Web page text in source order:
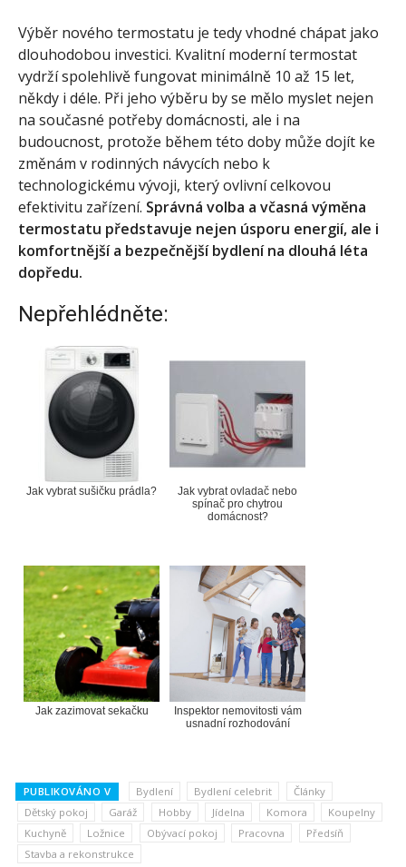
Výběr nového termostatu je tedy vhodné chápat jako
dlouhodobou investici. Kvalitní moderní termostat
vydrží spolehlivě fungovat minimálně 10 až 15 let,
někdy i déle. Při jeho výběru by se mělo myslet nejen
na současné potřeby domácnosti, ale i na
budoucnost, protože během této doby může dojít ke
změnám v rodinných návycích nebo k
technologickému vývoji, který ovlivní celkovou
efektivitu zařízení. Správná volba a včasná výměna
termostatu představuje nejen úsporu energií, ale i
komfortnější a bezpečnější bydlení na dlouhá léta
dopředu.
Nepřehlédněte:
Jak vybrat sušičku prádla?
Jak vybrat ovladač nebo
spínač pro chytrou
domácnost?
Jak zazimovat sekačku
Inspektor nemovitosti vám
usnadní rozhodování
PUBLIKOVÁNO V Bydlení Bydlení celebrit
Články
Dětský pokoj
Garáž Hobby Jídelna Komora
Koupelny
Kuchyně
Ložnice Obývací pokoj Pracovna
Předsíň
Stavba a rekonstrukce